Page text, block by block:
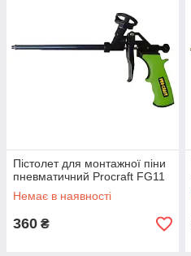
Пістолет для монтажної піни
пневматичний Procraft FG11
Немає в наявності
360 ₴